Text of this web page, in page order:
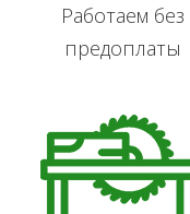
Работаем без
предоплаты